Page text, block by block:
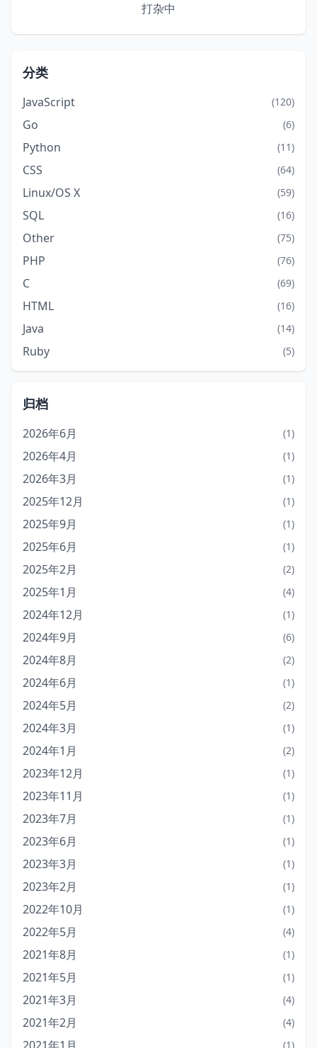
打杂中
分类
JavaScript (120)
Go (6)
Python (11)
CSS (64)
Linux/OS X (59)
SQL (16)
Other (75)
PHP (76)
C (69)
HTML (16)
Java (14)
Ruby (5)
归档
2026年6月 (1)
2026年4月 (1)
2026年3月 (1)
2025年12月 (1)
2025年9月 (1)
2025年6月 (1)
2025年2月 (2)
2025年1月 (4)
2024年12月 (1)
2024年9月 (6)
2024年8月 (2)
2024年6月 (1)
2024年5月 (2)
2024年3月 (1)
2024年1月 (2)
2023年12月 (1)
2023年11月 (1)
2023年7月 (1)
2023年6月 (1)
2023年3月 (1)
2023年2月 (1)
2022年10月 (1)
2022年5月 (4)
2021年8月 (1)
2021年5月 (1)
2021年3月 (4)
2021年2月 (4)
(1)